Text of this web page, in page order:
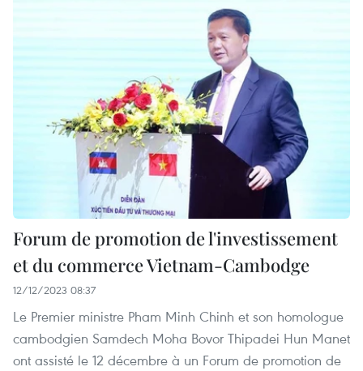
Forum de promotion de l'investissement
et du commerce Vietnam-Cambodge
12/12/2023 08:37
Le Premier ministre Pham Minh Chinh et son homologue
cambodgien Samdech Moha Bovor Thipadei Hun Manet
ont assisté le 12 décembre à un Forum de promotion de